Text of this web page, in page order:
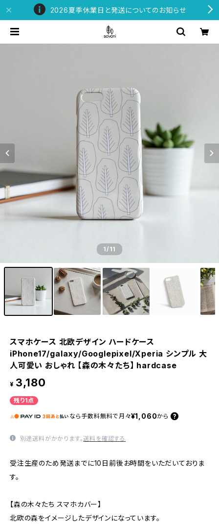
2026夏季休業日と発送についてのお知らせ
1/11
スマホケース 北欧デザイン ハードケース
iPhone17/galaxy/Googlepixel/Xperia シンプル 大
人可愛い おしゃれ 【森の木々たち】 hardcase
¥ 3,180
残り1点
なら 手数料無料で 月々¥1,060から
別途送料がかかります。送料を確認する
受注生産のため発送までに10日前後お時間をいただいておりま
す。
【森の木々たち スマホカバー】
北欧の森をイメージしたデザインになっています。